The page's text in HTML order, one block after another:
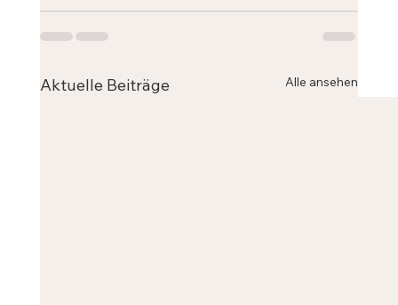
Aktuelle Beiträge Alle ansehen